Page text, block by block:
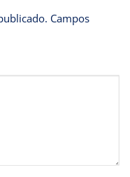
Campos